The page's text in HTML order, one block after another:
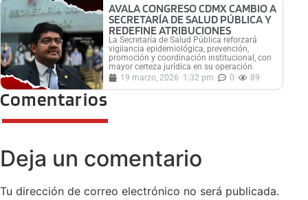
AVALA CONGRESO CDMX CAMBIO A
SECRETARÍA DE SALUD PÚBLICA Y
REDEFINE ATRIBUCIONES
La Secretaría de Salud Pública reforzará
vigilancia epidemiológica, prevención,
promoción y coordinación institucional, con
mayor certeza jurídica en su operación.
19 marzo, 2026 1:32 pm 0 89
Comentarios
Deja un comentario
Tu dirección de correo electrónico no será publicada.